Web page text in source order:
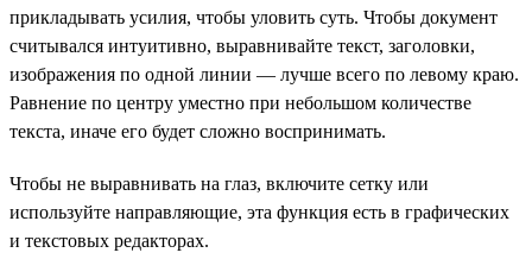
прикладывать усилия, чтобы уловить суть. Чтобы документ
считывался интуитивно, выравнивайте текст, заголовки,
изображения по одной линии — лучше всего по левому краю.
Равнение по центру уместно при небольшом количестве
текста, иначе его будет сложно воспринимать.
Чтобы не выравнивать на глаз, включите сетку или
используйте направляющие, эта функция есть в графических
и текстовых редакторах.